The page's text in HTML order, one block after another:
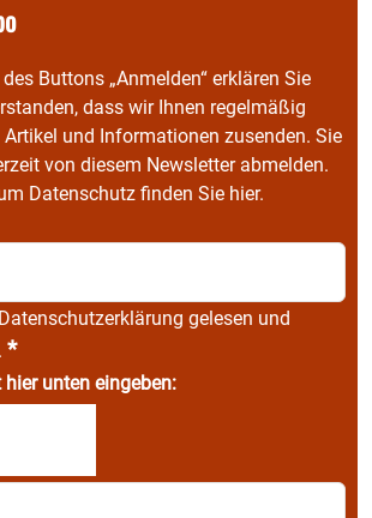
Buttons „Anmelden“ erklären Sie
dass wir Ihnen regelmäßig
Artikel und Informationen zusenden. Sie
von diesem Newsletter abmelden.
Datenschutz finden Sie hier.
Datenschutzerklärung gelesen und
*
hier unten eingeben: